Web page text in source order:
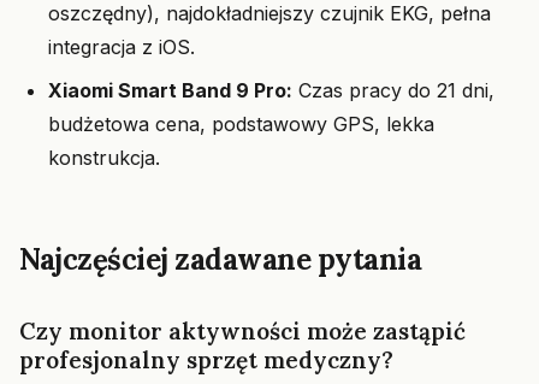
oszczędny), najdokładniejszy czujnik EKG, pełna
integracja z iOS.
Xiaomi Smart Band 9 Pro: Czas pracy do 21 dni,
budżetowa cena, podstawowy GPS, lekka
konstrukcja.
Najczęściej zadawane pytania
Czy monitor aktywności może zastąpić
profesjonalny sprzęt medyczny?